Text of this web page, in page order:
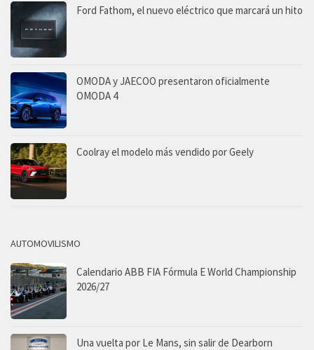
Ford Fathom, el nuevo eléctrico que marcará un hito
OMODA y JAECOO presentaron oficialmente
OMODA 4
Coolray el modelo más vendido por Geely
AUTOMOVILISMO
Calendario ABB FIA Fórmula E World Championship
2026/27
Una vuelta por Le Mans, sin salir de Dearborn